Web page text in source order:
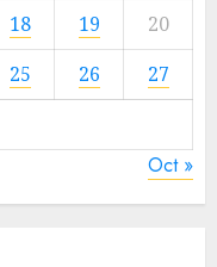
18 19
20
25 26
27
Oct »